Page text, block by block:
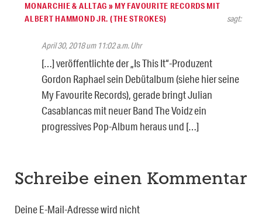
MONARCHIE & ALLTAG » MY FAVOURITE RECORDS MIT
ALBERT HAMMOND JR. (THE STROKES)
sagt:
April 30, 2018 um 11:02 a.m. Uhr
[…] veröffentlichte der „Is This It“-Produzent
Gordon Raphael sein Debütalbum (siehe hier seine
My Favourite Records), gerade bringt Julian
Casablancas mit neuer Band The Voidz ein
progressives Pop-Album heraus und […]
Schreibe einen Kommentar
Deine E-Mail-Adresse wird nicht